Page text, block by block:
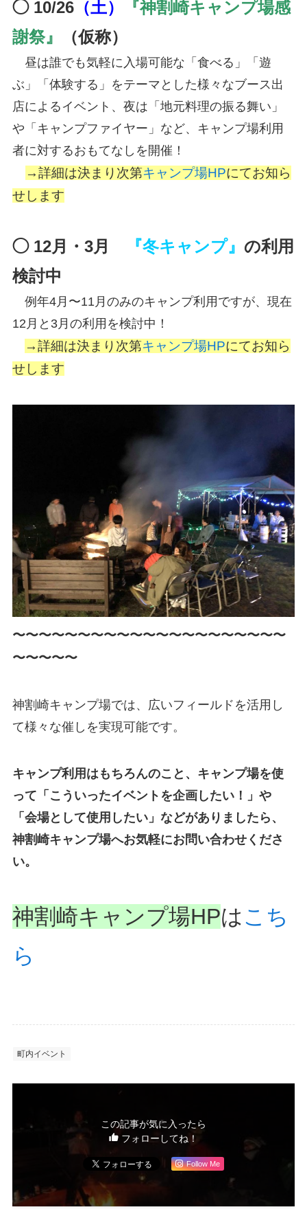
◯ 10/26（土）
『神割崎キャンプ場感
謝祭』
（仮称）
昼は誰でも気軽に入場可能な「食べる」「遊
ぶ」「体験する」をテーマとした様々なブース出
店によるイベント、夜は「地元料理の振る舞い」
や「キャンプファイヤー」など、キャンプ場利用
者に対するおもてなしを開催！
→詳細は決まり次第キャンプ場HPにてお知ら
せします
◯ 12月・3月 『冬キャンプ』 の利用
検討中
例年4月〜11月のみのキャンプ利用ですが、現在
12月と3月の利用を検討中！
→詳細は決まり次第キャンプ場HPにてお知ら
せします
〜〜〜〜〜〜〜〜〜〜〜〜〜〜〜〜〜〜〜〜〜
〜〜〜〜〜
神割崎キャンプ場では、広いフィールドを活用し
て様々な催しを実現可能です。
キャンプ利用はもちろんのこと、キャンプ場を使
って「こういったイベントを企画したい！」や
「会場として使用したい」などがありましたら、
神割崎キャンプ場へお気軽にお問い合わせくださ
い。
神割崎キャンプ場HPはこち
ら
町内イベント
この記事が気に入ったら
フォローしてね！
Follow Me